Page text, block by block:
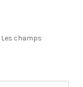
Les champs